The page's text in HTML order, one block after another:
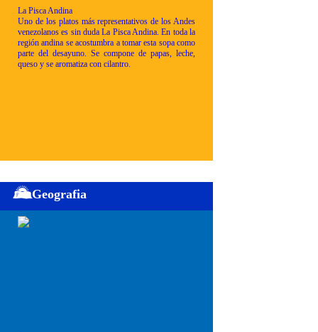
La Pisca Andina
Uno de los platos más representativos de los Andes
venezolanos es sin duda La Pisca Andina. En toda la
región andina se acostumbra a tomar esta sopa como
parte del desayuno. Se compone de papas, leche,
queso y se aromatiza con cilantro.
Geografia